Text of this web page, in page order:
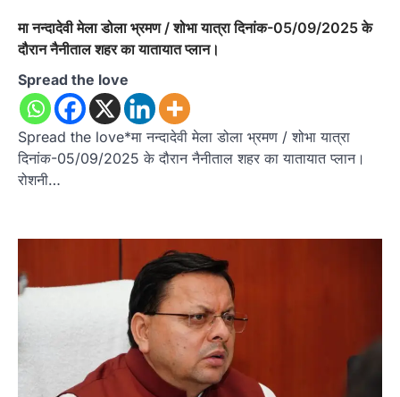
मा नन्दादेवी मेला डोला भ्रमण / शोभा यात्रा दिनांक-05/09/2025 के
दौरान नैनीताल शहर का यातायात प्लान।
Spread the love
Spread the love*मा नन्दादेवी मेला डोला भ्रमण / शोभा यात्रा
दिनांक-05/09/2025 के दौरान नैनीताल शहर का यातायात प्लान।
रोशनी…